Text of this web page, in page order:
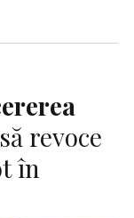
revoce
în